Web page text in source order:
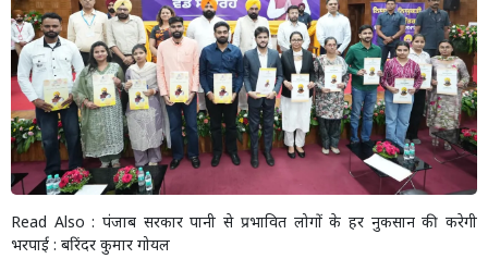
Read Also :पंजाब सरकार पानी से प्रभावित लोगों के हर नुकसान की करेगी
भरपाई : बरिंदर कुमार गोयल